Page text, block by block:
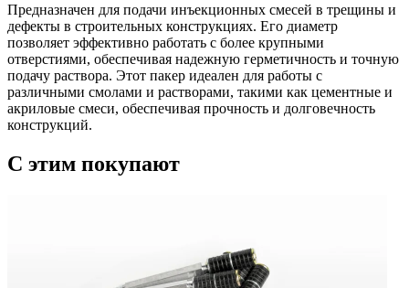
Предназначен для подачи инъекционных смесей в трещины и
дефекты в строительных конструкциях. Его диаметр
позволяет эффективно работать с более крупными
отверстиями, обеспечивая надежную герметичность и точную
подачу раствора. Этот пакер идеален для работы с
различными смолами и растворами, такими как цементные и
акриловые смеси, обеспечивая прочность и долговечность
конструкций.
C этим покупают